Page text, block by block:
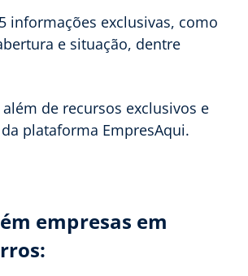
informações exclusivas, como
e situação, dentre
de recursos exclusivos e
plataforma EmpresAqui.
empresas em